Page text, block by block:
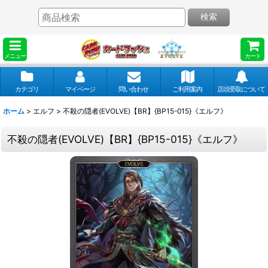
メニュー カート
検索
カテゴリ マイページ 問い合わせ ご利用案内 店頭受取について
ホーム > エルフ > 不殺の隠者(EVOLVE)【BR】{BP15-015}《エルフ》
不殺の隠者(EVOLVE)【BR】{BP15-015}《エルフ》